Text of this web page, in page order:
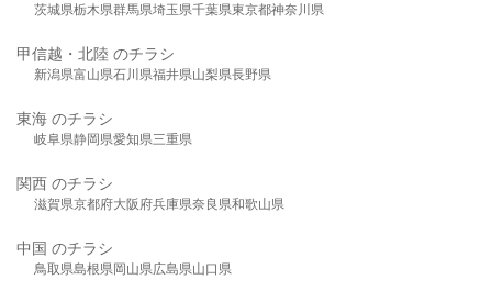
茨城県栃木県群馬県埼玉県千葉県東京都神奈川県
甲信越・北陸 のチラシ
新潟県富山県石川県福井県山梨県長野県
東海 のチラシ
岐阜県静岡県愛知県三重県
関西 のチラシ
滋賀県京都府大阪府兵庫県奈良県和歌山県
中国 のチラシ
鳥取県島根県岡山県広島県山口県